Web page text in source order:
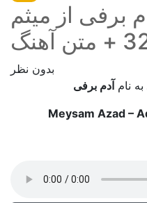
برفی از میثم
بدون نظر
به نام آدم برفی
Meysam Azad –